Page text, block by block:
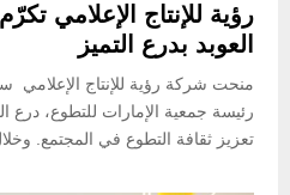
رؤية للإنتاج الإعلامي
العوبد بدرع التميز
منحت شركة رؤية للإنتاج الإعلامي
رئيسة جمعية الإمارات للتطوع، درع
تعزيز ثقافة التطوع في المجتمع.